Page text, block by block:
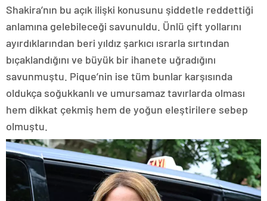
Shakira’nın bu açık ilişki konusunu şiddetle reddettiği
anlamına gelebileceği savunuldu. Ünlü çift yollarını
ayırdıklarından beri yıldız şarkıcı ısrarla sırtından
bıçaklandığını ve büyük bir ihanete uğradığını
savunmuştu. Pique’nin ise tüm bunlar karşısında
oldukça soğukkanlı ve umursamaz tavırlarda olması
hem dikkat çekmiş hem de yoğun eleştirilere sebep
olmuştu.